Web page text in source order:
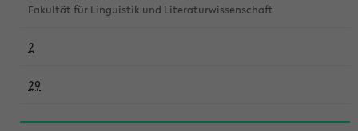
Fakultät für Linguistik und Literaturwissenschaft
2
29